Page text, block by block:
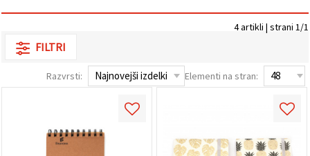
izkušnjo ter
analiziramo
prikazujemo
4 artikli | strani 1/1
FILTRI
Razvrsti: Elementi na stran: